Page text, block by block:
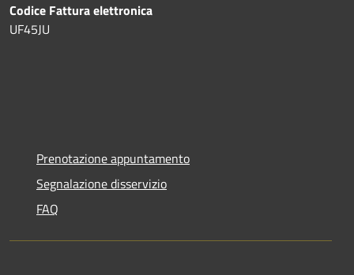
Codice Fattura elettronica
UF45JU
Prenotazione appuntamento
Segnalazione disservizio
FAQ